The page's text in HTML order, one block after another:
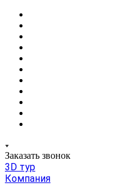
Заказать звонок
3D тур
Компания